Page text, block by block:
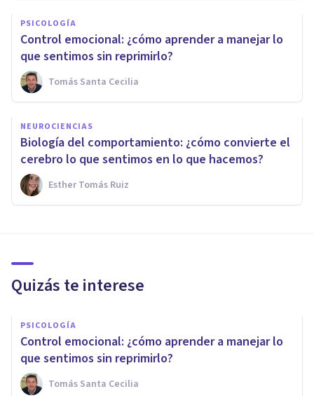
PSICOLOGÍA
Control emocional: ¿cómo aprender a manejar lo
que sentimos sin reprimirlo?
Tomás Santa Cecilia
NEUROCIENCIAS
Biología del comportamiento: ¿cómo convierte el
cerebro lo que sentimos en lo que hacemos?
Esther Tomás Ruiz
Quizás te interese
PSICOLOGÍA
Control emocional: ¿cómo aprender a manejar lo
que sentimos sin reprimirlo?
Tomás Santa Cecilia